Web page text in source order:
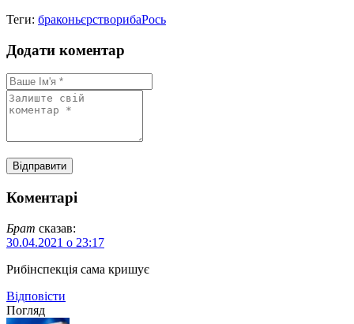
Теги: браконьєрстворибаРось
Додати коментар
Коментарі
Брат сказав:
30.04.2021 о 23:17
Рибінспекція сама кришує
Відповіcти
Погляд